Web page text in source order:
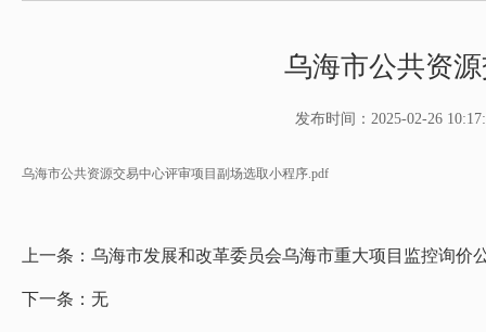
乌海市公共资
发布时间：2025-02-26
乌海市公共资源交易中心评审项目副场选取小程序.pdf
上一条： 乌海市发展和改革委员会乌海市重大项目监控询价
下一条： 无